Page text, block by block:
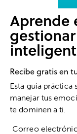
Aprende
Recibe gratis en
Esta guía práctica
manejar tus
te dominen a ti.
Correo